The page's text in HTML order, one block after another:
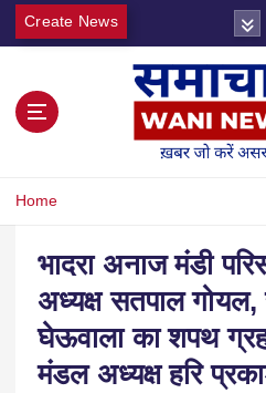
Create News
Home
भादरा अनाज मंडी
अध्यक्ष सतपाल
घेऊवाला का शपथ
मंडल अध्यक्ष हरि